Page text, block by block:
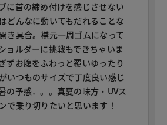
に首の締め付けを感じさせない
どんなに動いてもだれることな
き具合。襟元一周ゴムになって
ョルダーに挑戦もできちゃいま
ずお腹をふわっと覆いゆったり
いつものサイズで丁度良い感じ
の予感．。。真夏の味方・UVス
で乗り切りたいと思います！